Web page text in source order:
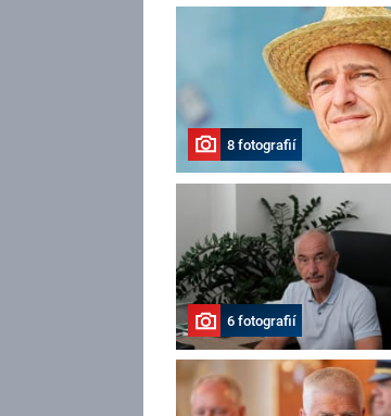
8 fotografií
6 fotografií